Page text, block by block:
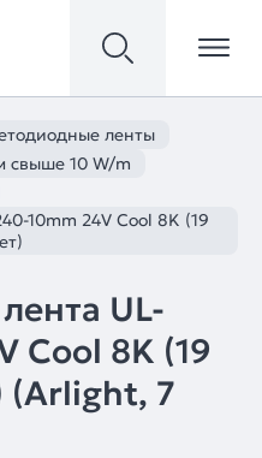
ленты
свыше 10 W/m
10mm 24V Cool 8K (19
UL-
Cool 8K (19
(Arlight, 7